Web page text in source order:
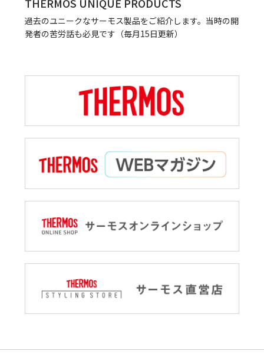
過去のユニークなサーモス製品をご紹介します。当時の開
発者の苦労話も必見です（毎月15日更新）